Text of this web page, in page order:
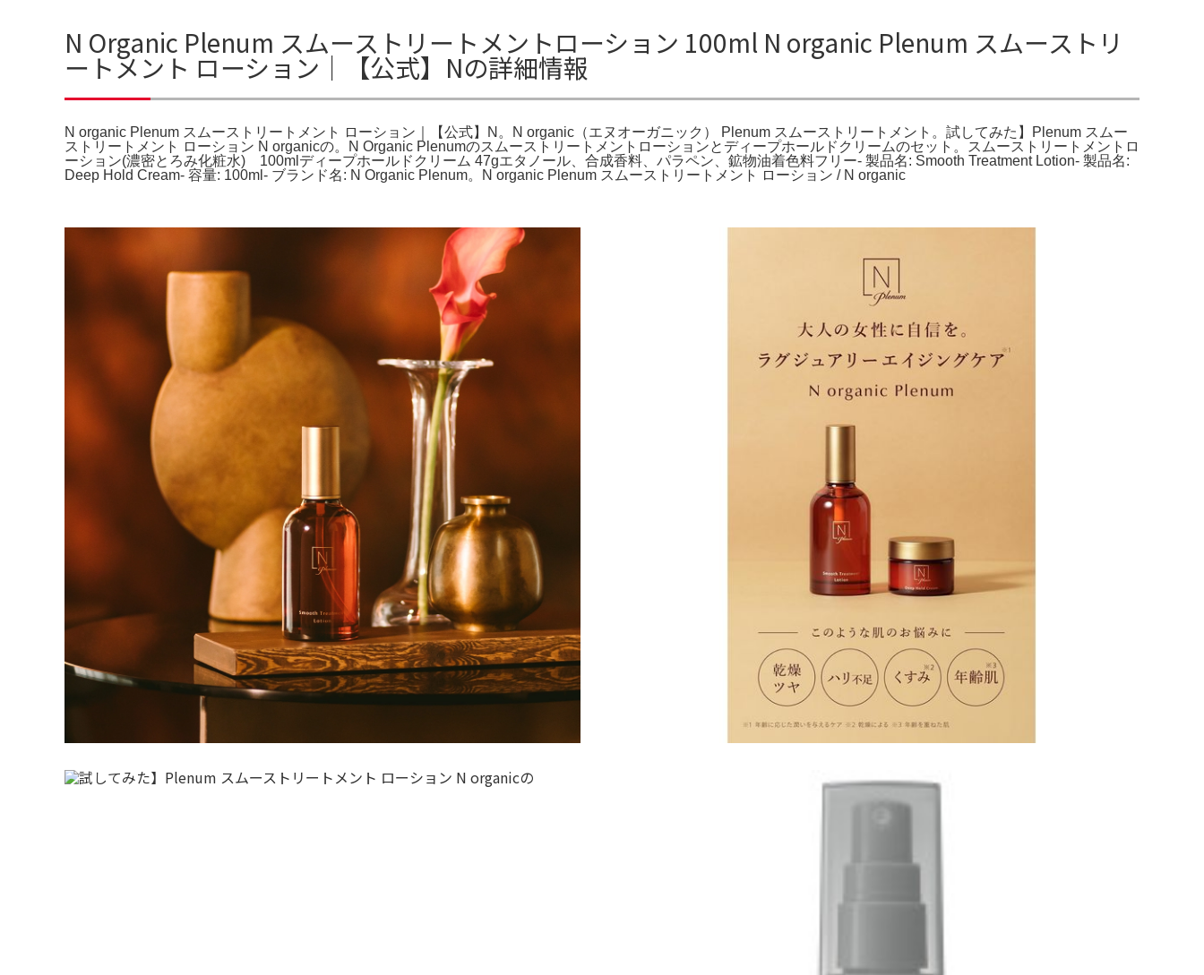
N Organic Plenum スムーストリートメントローション 100ml N organic Plenum スムーストリ
ートメント ローション｜【公式】Nの詳細情報
N organic Plenum スムーストリートメント ローション｜【公式】N。N organic（エヌオーガニック） Plenum スムーストリートメント。試してみた】Plenum スムー
ストリートメント ローション N organicの。N Organic Plenumのスムーストリートメントローションとディープホールドクリームのセット。スムーストリートメントロ
ーション(濃密とろみ化粧水) 100mlディープホールドクリーム 47gエタノール、合成香料、パラペン、鉱物油着色料フリー- 製品名: Smooth Treatment Lotion- 製品名:
Deep Hold Cream- 容量: 100ml- ブランド名: N Organic Plenum。N organic Plenum スムーストリートメント ローション / N organic